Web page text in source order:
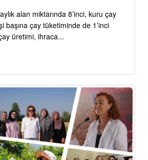
alan miktarında 8’inci, kuru çay
başına çay tüketiminde de 1’inci
üretimi, ihraca...